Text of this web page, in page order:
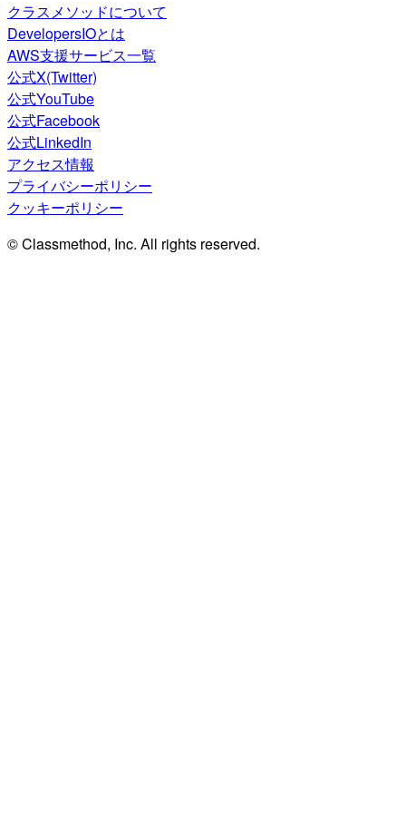
クラスメソッドについて
DevelopersIOとは
AWS支援サービス一覧
公式X(Twitter)
公式YouTube
公式Facebook
公式LinkedIn
アクセス情報
プライバシーポリシー
クッキーポリシー
© Classmethod, Inc. All rights reserved.